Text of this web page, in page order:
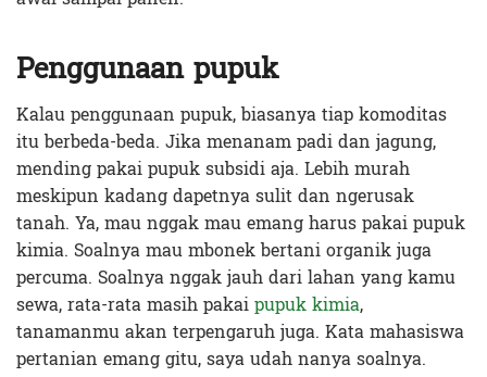
Penggunaan pupuk
Kalau penggunaan pupuk, biasanya tiap komoditas
itu berbeda-beda. Jika menanam padi dan jagung,
mending pakai pupuk subsidi aja. Lebih murah
meskipun kadang dapetnya sulit dan ngerusak
tanah. Ya, mau nggak mau emang harus pakai pupuk
kimia. Soalnya mau mbonek bertani organik juga
percuma. Soalnya nggak jauh dari lahan yang kamu
sewa, rata-rata masih pakaipupuk kimia,
tanamanmu akan terpengaruh juga. Kata mahasiswa
pertanian emang gitu, saya udah nanya soalnya.